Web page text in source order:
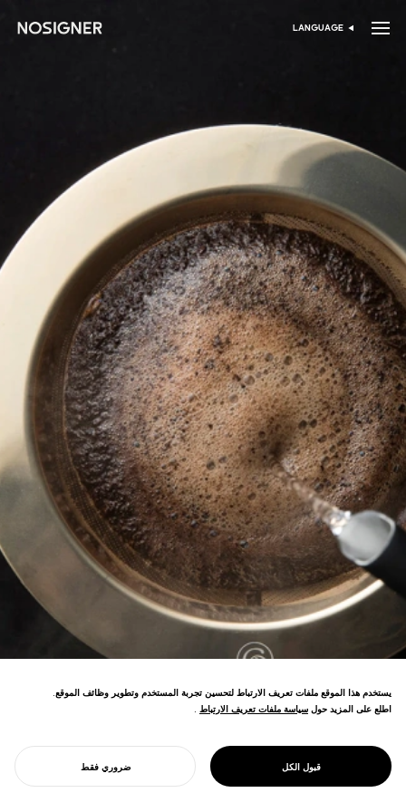
الرئيسية اختر اللغة
LANGUAGE
PROJECT
النوى
علامة تجارية لأدوات احترافية للقهوة المتخصصة،
تعمل على تطوير ثقافة القهوة المستدامة.
يستخدم هذا الموقع ملفات تعريف الارتباط لتحسين تجربة المستخدم وتطوير وظائف الموقع.
اطلع على المزيد حول سياسة ملفات تعريف الارتباط
سياسة ملفات تعريف الارتباط .
قبول الكل ضروري فقط